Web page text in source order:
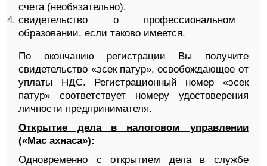
счета (необязательно).
свидетельство о профессиональном
образовании, если таково имеется.
По окончанию регистрации Вы получите
свидетельство «эсек патур», освобождающее от
уплаты НДС. Регистрационный номер «эсек
патур» соответствует номеру удостоверения
личности предпринимателя.
Открытие дела в налоговом управлении
(«Мас ахнаса»):
Одновременно с открытием дела в службе